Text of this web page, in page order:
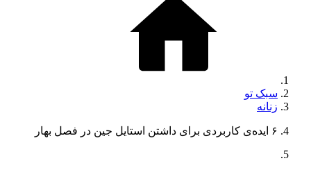
سبک تو
زنانه
۶ ایده‌ی کاربردی برای داشتن استایل جین در فصل بهار